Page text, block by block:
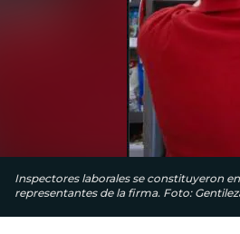
Inspectores laborales se constituyeron
representantes de la firma. Foto: